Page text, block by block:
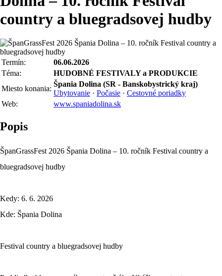
country a bluegradsovej hudby
Termín:
06.06.2026
Téma:
HUDOBNÉ FESTIVALY a PRODUKCIE
Miesto konania:
Špania Dolina (SR - Banskobystrický kraj)
Ubytovanie · Počasie · Cestovné poriadky
Web:
www.spaniadolina.sk
Popis
ŠpanGrassFest 2026 Špania Dolina – 10. ročník Festival country a
bluegradsovej hudby
Kedy: 6. 6. 2026
Kde: Špania Dolina
Festival country a bluegradsovej hudby